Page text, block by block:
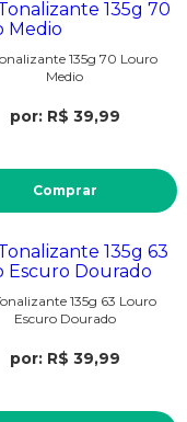
135g 70 Louro
Medio
por: R$ 39,99
Comprar
135g 63 Louro
Escuro Dourado
por: R$ 39,99